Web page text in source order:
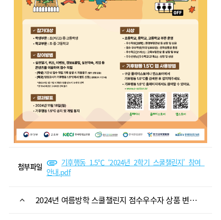
첨부파일
기후행동_1.5℃_‘2024년_2학기_스쿨챌린지’_참여_
안내.pdf
2024년 여름방학 스쿨챌린지 점수우수자 상품 변경 안내